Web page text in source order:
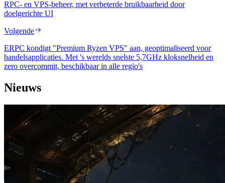
RPC- en VPS-beheer, met verbeterde bruikbaarheid door
doelgerichte UI
Volgende
ERPC kondigt "Premium Ryzen VPS" aan, geoptimaliseerd voor
handelsapplicaties. Met 's werelds snelste 5,7GHz kloksnelheid en
zero overcommit, beschikbaar in alle regio's
Nieuws